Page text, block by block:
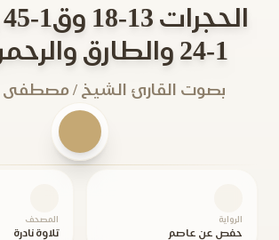
1-24 والطارق والرحمن 1-27
بصوت القارئ الشيخ / مصطفى
الرواية
حفص عن عاصم
المصحف
تلاوة نادرة